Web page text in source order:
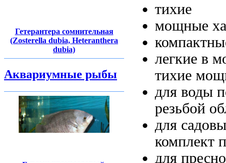
Гетерантера сомнительная
(Zosterella dubia, Heteranthera
dubia)
Аквариумные рыбы
тихие
мощные
легкие в
тихие
для воды
резьбой
для
комплект
для